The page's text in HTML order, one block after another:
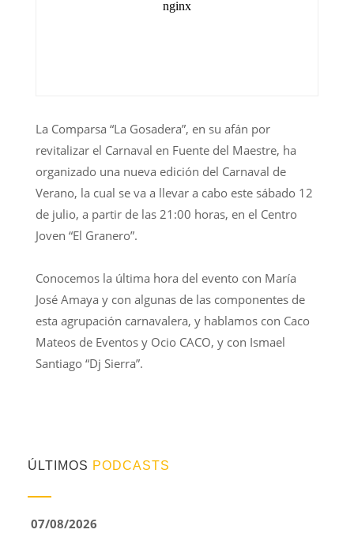
La Comparsa “La Gosadera”, en su afán por
revitalizar el Carnaval en Fuente del Maestre, ha
organizado una nueva edición del Carnaval de
Verano, la cual se va a llevar a cabo este sábado 12
de julio, a partir de las 21:00 horas, en el Centro
Joven “El Granero”.
Conocemos la última hora del evento con María
José Amaya y con algunas de las componentes de
esta agrupación carnavalera, y hablamos con Caco
Mateos de Eventos y Ocio CACO, y con Ismael
Santiago “Dj Sierra”.
ÚLTIMOS PODCASTS
07/08/2026